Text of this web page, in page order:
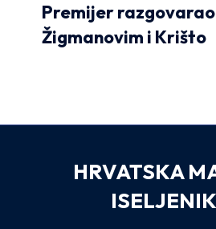
Premijer
Žigmanovim i Krišto
HRVATSKA